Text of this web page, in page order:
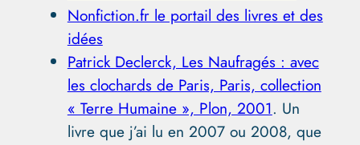
Nonfiction.fr le portail des livres et des
idées
Patrick Declerck, Les Naufragés : avec
les clochards de Paris, Paris, collection
« Terre Humaine », Plon, 2001. Un
livre que j’ai lu en 2007 ou 2008, que